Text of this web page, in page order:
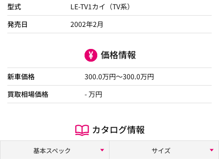
型式
LE-TV1カイ（TV系）
発売日
2002年2月
価格情報
新車価格 300.0万円～300.0万円
買取相場価格
- 万円
カタログ情報
基本スペック
サイズ